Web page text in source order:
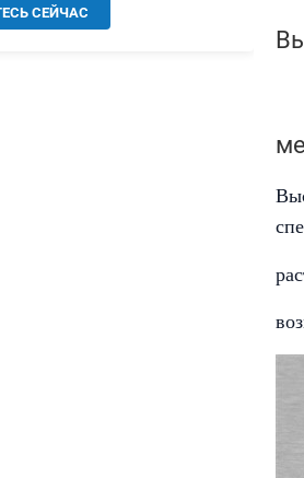
СЕЙЧАС